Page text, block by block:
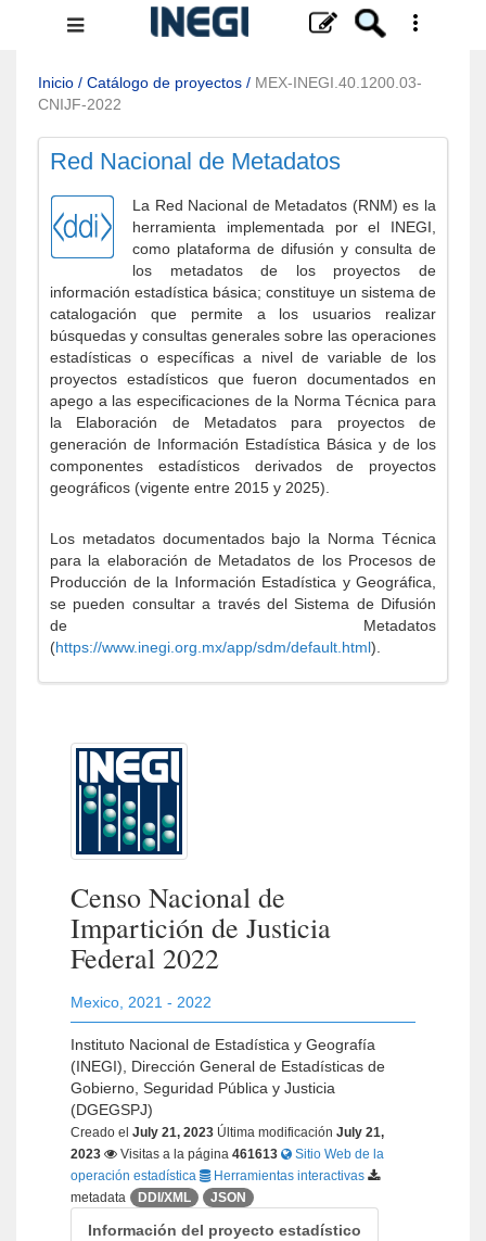
Menú
navegación
Inicio / Catálogo de proyectos / MEX-INEGI.40.1200.03-
CNIJF-2022
Red Nacional de Metadatos
La Red Nacional de Metadatos (RNM) es la
herramienta implementada por el INEGI,
como plataforma de difusión y consulta de
los metadatos de los proyectos de
información estadística básica; constituye un sistema de
catalogación que permite a los usuarios realizar
búsquedas y consultas generales sobre las operaciones
estadísticas o específicas a nivel de variable de los
proyectos estadísticos que fueron documentados en
apego a las especificaciones de la Norma Técnica para
la Elaboración de Metadatos para proyectos de
generación de Información Estadística Básica y de los
componentes estadísticos derivados de proyectos
geográficos (vigente entre 2015 y 2025).
Los metadatos documentados bajo la Norma Técnica
para la elaboración de Metadatos de los Procesos de
Producción de la Información Estadística y Geográfica,
se pueden consultar a través del Sistema de Difusión
de Metadatos
(https://www.inegi.org.mx/app/sdm/default.html).
Censo Nacional de
Impartición de Justicia
Federal 2022
Mexico 2021 - 2022
Instituto Nacional de Estadística y Geografía
(INEGI), Dirección General de Estadísticas de
Gobierno, Seguridad Pública y Justicia
(DGEGSPJ)
Creado el July 21, 2023 Última modificación July 21,
2023
Visitas a la página 461613
Sitio Web de la
operación estadística
Herramientas interactivas
metadata
DDI/XML JSON
Información del proyecto estadístico